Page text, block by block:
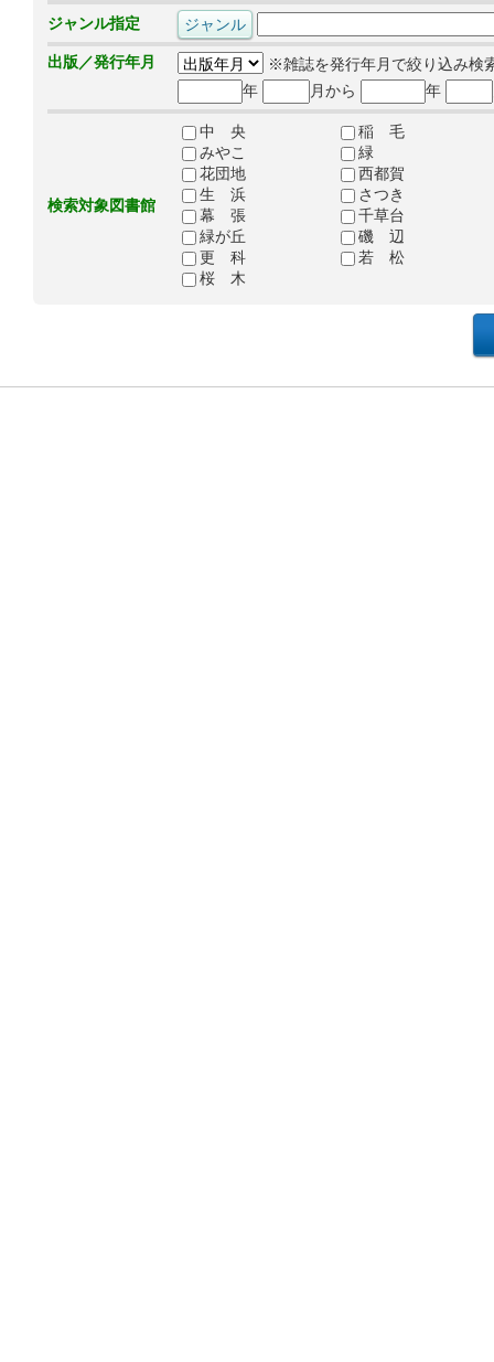
ジャンル指定
出版／発行年月
※雑誌を発行年月で絞り込み検
年
月から 年
検索対象図書館
中 央
稲 毛
みやこ
緑
花団地
西都賀
生 浜
さつき
幕 張
千草台
緑が丘
磯 辺
更 科
若 松
桜 木